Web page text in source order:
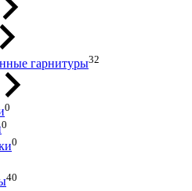
гарнитуры32
0
0
0
40